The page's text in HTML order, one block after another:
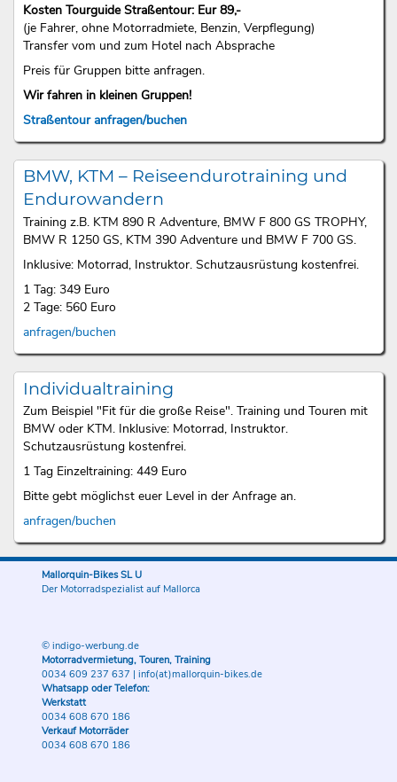
Kosten Tourguide Straßentour: Eur 89,-
(je Fahrer, ohne Motorradmiete, Benzin, Verpflegung)
Transfer vom und zum Hotel nach Absprache
Preis für Gruppen bitte anfragen.
Wir fahren in kleinen Gruppen!
Straßentour anfragen/buchen
BMW, KTM – Reiseendurotraining und
Endurowandern
Training z.B. KTM 890 R Adventure, BMW F 800 GS TROPHY,
BMW R 1250 GS, KTM 390 Adventure und BMW F 700 GS.
Inklusive: Motorrad, Instruktor. Schutzausrüstung kostenfrei.
1 Tag: 349 Euro
2 Tage: 560 Euro
anfragen/buchen
Individualtraining
Zum Beispiel "Fit für die große Reise". Training und Touren mit
BMW oder KTM. Inklusive: Motorrad, Instruktor.
Schutzausrüstung kostenfrei.
1 Tag Einzeltraining: 449 Euro
Bitte gebt möglichst euer Level in der Anfrage an.
anfragen/buchen
Mallorquin-Bikes SL U
Der Motorradspezialist auf Mallorca
© indigo-werbung.de
Motorradvermietung, Touren, Training
0034 609 237 637 | info(at)mallorquin-bikes.de
Whatsapp oder Telefon:
Werkstatt
0034 608 670 186
Verkauf Motorräder
0034 608 670 186